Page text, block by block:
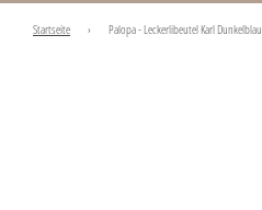
Startseite › Palopa - Leckerlibeutel Karl Dunkelblau